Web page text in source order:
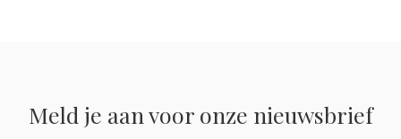
Meld je aan voor onze nieuwsbrief